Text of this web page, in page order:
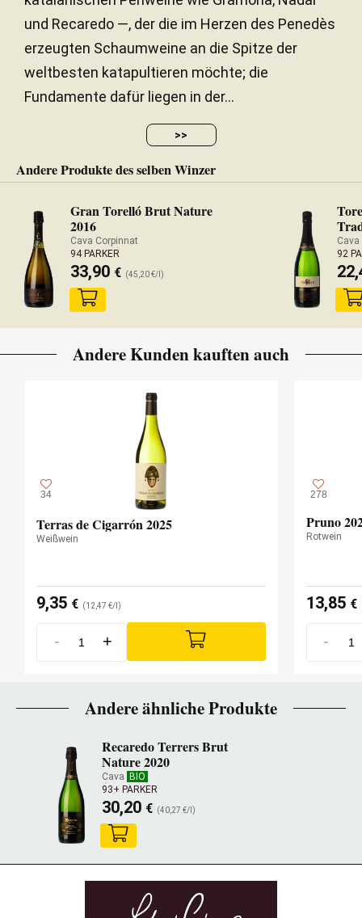
und Recaredo —, der die im Herzen des Penedès
erzeugten Schaumweine an die Spitze der
weltbesten katapultieren möchte; die
Fundamente dafür liegen in der...
>>
Andere Produkte des selben Winzer
Gran Torelló Brut Nature
2016
Cava Corpinnat
94 PARKER
33,90 € (45,20 €/l)
92
Andere Kunden kauften auch
34
Terras de Cigarrón 2025
Weißwein
9,35 € (12,47 €/l)
- +
278
Pruno
Rotwein
13,85 €
-
Andere ähnliche Produkte
Recaredo Terrers Brut
Nature 2020
Cava
BIO
93+ PARKER
30,20 € (40,27 €/l)